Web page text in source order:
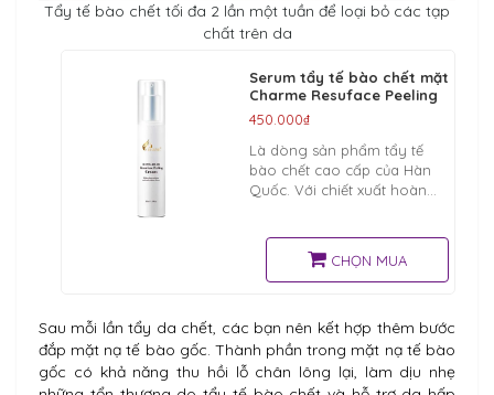
Tẩy tế bào chết tối đa 2 lần một tuần để loại bỏ các tạp
chất trên da
Serum tẩy tế bào chết mặt
Charme Resuface Peeling
450.000₫
Là dòng sản phẩm tẩy tế
bào chết cao cấp của Hàn
Quốc. Với chiết xuất hoàn
thảo, và hơn 95% là nước tinh
khiết, an toàn và thích hợp
CHỌN MUA
Sau mỗi lần tẩy da chết, các bạn nên kết hợp thêm bước
đắp mặt nạ tế bào gốc. Thành phần trong mặt nạ tế bào
gốc có khả năng thu hồi lỗ chân lông lại, làm dịu nhẹ